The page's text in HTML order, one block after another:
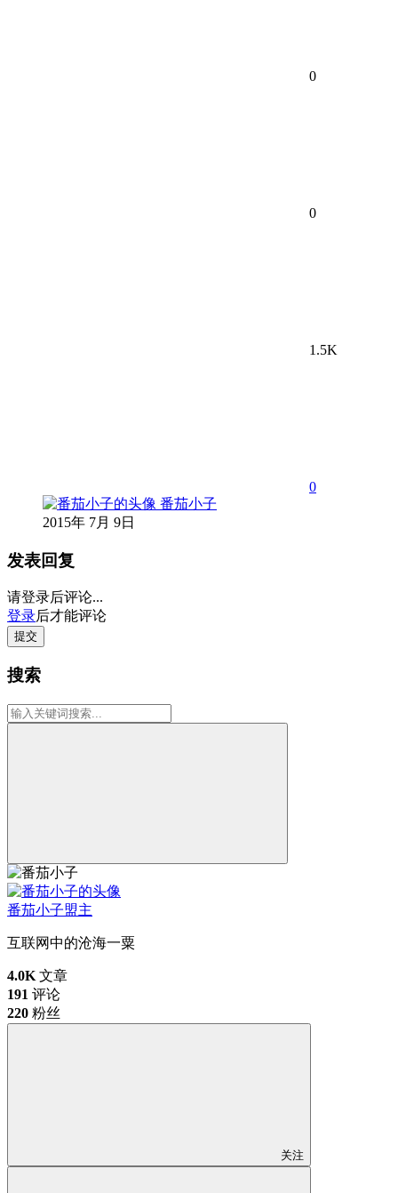
0
0
1.5K
0
番茄小子
2015年 7月 9日
发表回复
请登录后评论...
登录后才能评论
提交
搜索
番茄小子盟主
互联网中的沧海一粟
4.0K 文章
191 评论
220 粉丝
关注